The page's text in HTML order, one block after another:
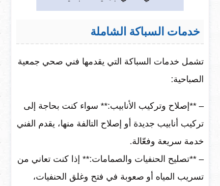
خدمات السباكة الشاملة
تشمل خدمات السباكة التي يقدمها فني صحي جمعية
الصباحية:
– **إصلاح وتركيب الأنابيب:** سواء كنت بحاجة إلى
تركيب أنابيب جديدة أو إصلاح التالفة منها، يقدم الفني
خدمة سريعة وفعّالة.
– **تصليح الحنفيات والصمامات:** إذا كنت تعاني من
تسريب المياه أو صعوبة في فتح وغلق الحنفيات،